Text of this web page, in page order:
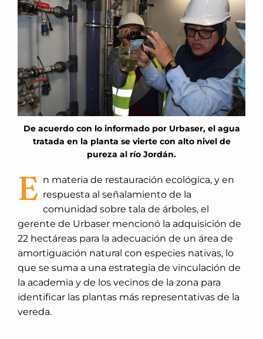
De acuerdo con lo informado por Urbaser, el agua
tratada en la planta se vierte con alto nivel de
pureza al río Jordán.
E n materia de restauración ecológica, y en
respuesta al señalamiento de la
comunidad sobre tala de árboles, el
gerente de Urbaser mencionó la adquisición de
22 hectáreas para la adecuación de un área de
amortiguación natural con especies nativas, lo
que se suma a una estrategia de vinculación de
la academia y de los vecinos de la zona para
identificar las plantas más representativas de la
vereda.